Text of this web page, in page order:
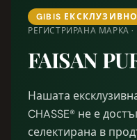
GIBIS ЕКСКЛУЗИВНО
РЕГИСТРИРАНА МАРКА
FAISAN
Нашата
CHASSE® не е
селектирана в